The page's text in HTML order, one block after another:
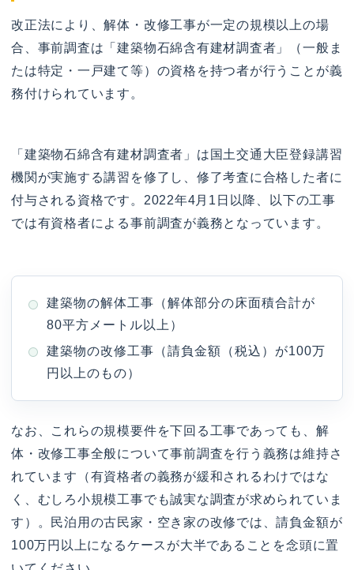
改正法により、解体・改修工事が一定の規模以上の場
合、事前調査は「建築物石綿含有建材調査者」（一般ま
たは特定・一戸建て等）の資格を持つ者が行うことが義
務付けられています。
「建築物石綿含有建材調査者」は国土交通大臣登録講習
機関が実施する講習を修了し、修了考査に合格した者に
付与される資格です。2022年4月1日以降、以下の工事
では有資格者による事前調査が義務となっています。
建築物の解体工事（解体部分の床面積合計が
80平方メートル以上）
建築物の改修工事（請負金額（税込）が100万
円以上のもの）
なお、これらの規模要件を下回る工事であっても、解
体・改修工事全般について事前調査を行う義務は維持さ
れています（有資格者の義務が緩和されるわけではな
く、むしろ小規模工事でも誠実な調査が求められていま
す）。民泊用の古民家・空き家の改修では、請負金額が
100万円以上になるケースが大半であることを念頭に置